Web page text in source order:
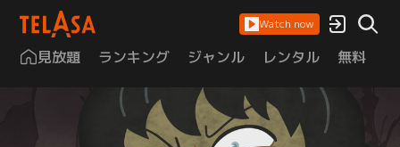
Watch now
見放題 ランキング ジャンル レンタル 無料